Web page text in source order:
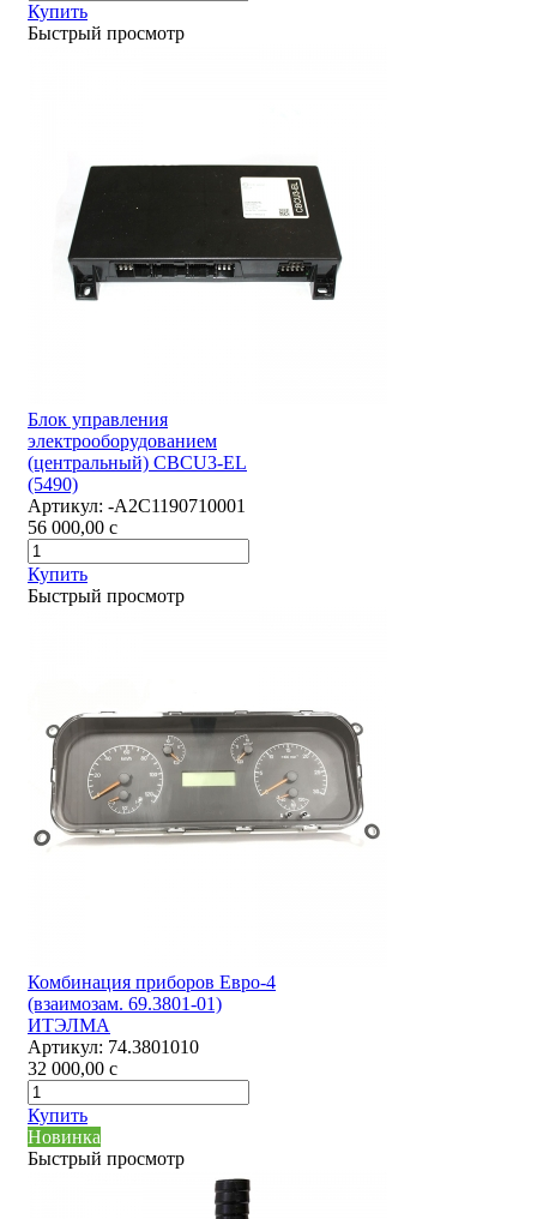
Купить
Быстрый просмотр
Блок управления
электрооборудованием
(центральный) CBCU3-EL
(5490)
Артикул: -А2С1190710001
56 000,00 c
Купить
Быстрый просмотр
Комбинация приборов Евро-4
(взаимозам. 69.3801-01)
ИТЭЛМА
Артикул: 74.3801010
32 000,00 c
Купить
Новинка
Быстрый просмотр